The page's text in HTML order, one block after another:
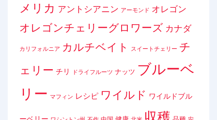
メリカ アントシアニン アーモンド オレゴン
オレゴンチェリーグロワーズ カナダ
カリフォルニア カルチベイト スイートチェリー チ
ェリー チリ ドライフルーツ ナッツ ブルーベ
リー マフィン レシピ ワイルド ワイルドブル
収穫